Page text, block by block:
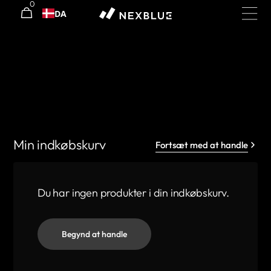
Gå til
indhold
Indkøbsvogn
0
0
varer
DA
Min indkøbskurv Fortsæt med at handle
Du har ingen produkter i din indkøbskurv.
Begynd at handle